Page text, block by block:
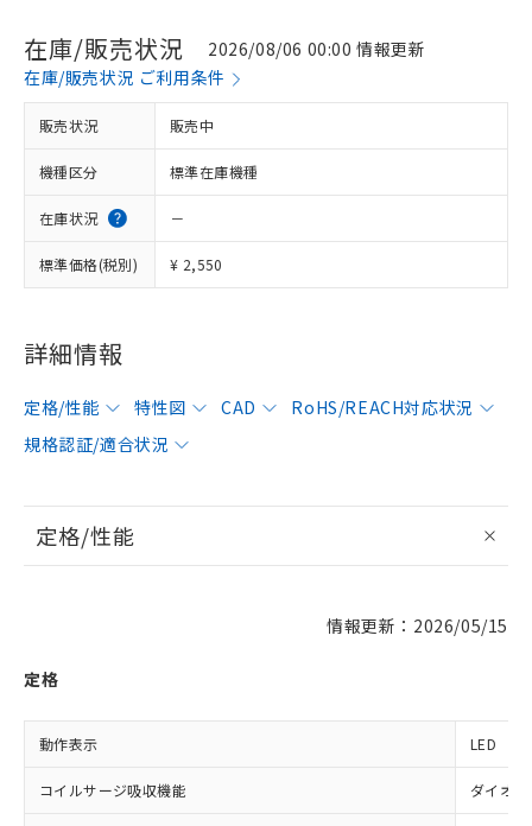
在庫/販売状況
2026/08/06 00:00 情報更新
在庫/販売状況 ご利用条件
販売状況 販売中
機種区分 標準在庫機種
在庫状況 －
標準価格(税別) ¥ 2,550
詳細情報
定格/性能 特性図 CAD
RoHS/REACH対応状況
規格認証/適合状況
定格/性能
情報更新：2026/05/15
定格
動作表示 LED
コイルサージ吸収機能 ダイオ